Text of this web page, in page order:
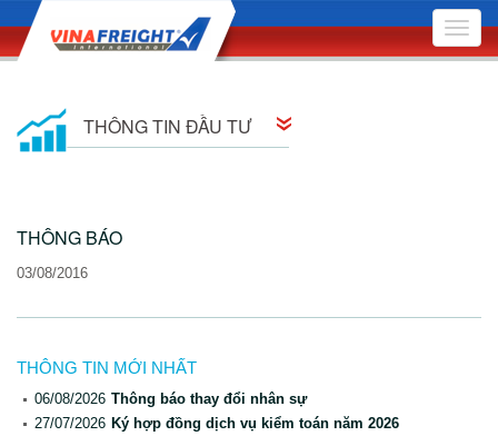
Toggle
THÔNG TIN ĐẦU TƯ
Báo cáo quản trị công ty
THÔNG BÁO
03/08/2016
THÔNG TIN MỚI NHẤT
06/08/2026 Thông báo thay đổi nhân sự
27/07/2026 Ký hợp đồng dịch vụ kiểm toán năm 2026